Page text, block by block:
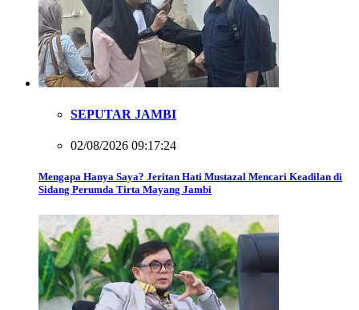
SEPUTAR JAMBI
02/08/2026 09:17:24
Mengapa Hanya Saya? Jeritan Hati Mustazal Mencari Keadilan di
Sidang Perumda Tirta Mayang Jambi